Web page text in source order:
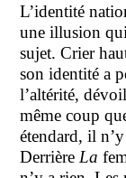
L’identité
une illusion
sujet. Crier
son identité a
l’altérité,
même coup
étendard, il
Derrière La